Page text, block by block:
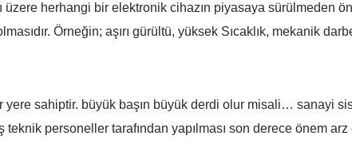
herhangi bir elektronik cihazın piyasaya sürülmeden
Örneğin; aşırı gürültü, yüksek Sıcaklık, mekanik
yere sahiptir. büyük başın büyük derdi olur misali… sanayi
personeller tarafından yapılması son derece önem arz